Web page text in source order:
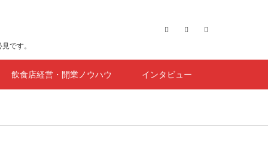
です。
飲食店経営・開業ノウハウ インタビュー